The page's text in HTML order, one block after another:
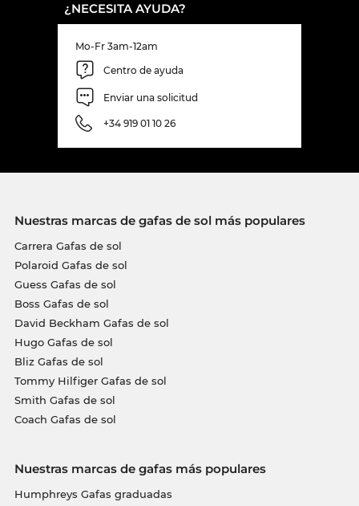
¿NECESITA AYUDA?
Mo-Fr 3am-12am
Centro de ayuda
Enviar una solicitud
+34 919 01 10 26
Nuestras marcas de gafas de sol más populares
Carrera Gafas de sol
Polaroid Gafas de sol
Guess Gafas de sol
Boss Gafas de sol
David Beckham Gafas de sol
Hugo Gafas de sol
Bliz Gafas de sol
Tommy Hilfiger Gafas de sol
Smith Gafas de sol
Coach Gafas de sol
Nuestras marcas de gafas más populares
Humphreys Gafas graduadas